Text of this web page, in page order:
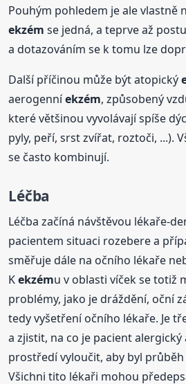
Pouhým pohledem je ale vlastně
ekzém se jedná, a teprve až
a dotazováním se k tomu lze
Další příčinou může být atopický
aerogenníekzém, způsobený
které většinou vyvolávají spíše
pyly, peří, srst zvířat, roztoči, ...).
se často kombinují.
Léčba
Léčba začíná návštěvou lékaře-
pacientem situaci rozebere a
směřuje dále na očního lékaře
Kekzému v oblasti víček se totiž
problémy, jako je dráždění, oční
tedy vyšetření očního lékaře. Je
a zjistit, na co je pacient alergický
prostředí vyloučit, aby byl
Všichni tito lékaři mohou